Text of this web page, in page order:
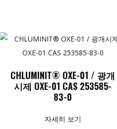
CHLUMINIT® OXE-01 / 광개
시제 OXE-01 CAS 253585-
83-0
자세히 보기